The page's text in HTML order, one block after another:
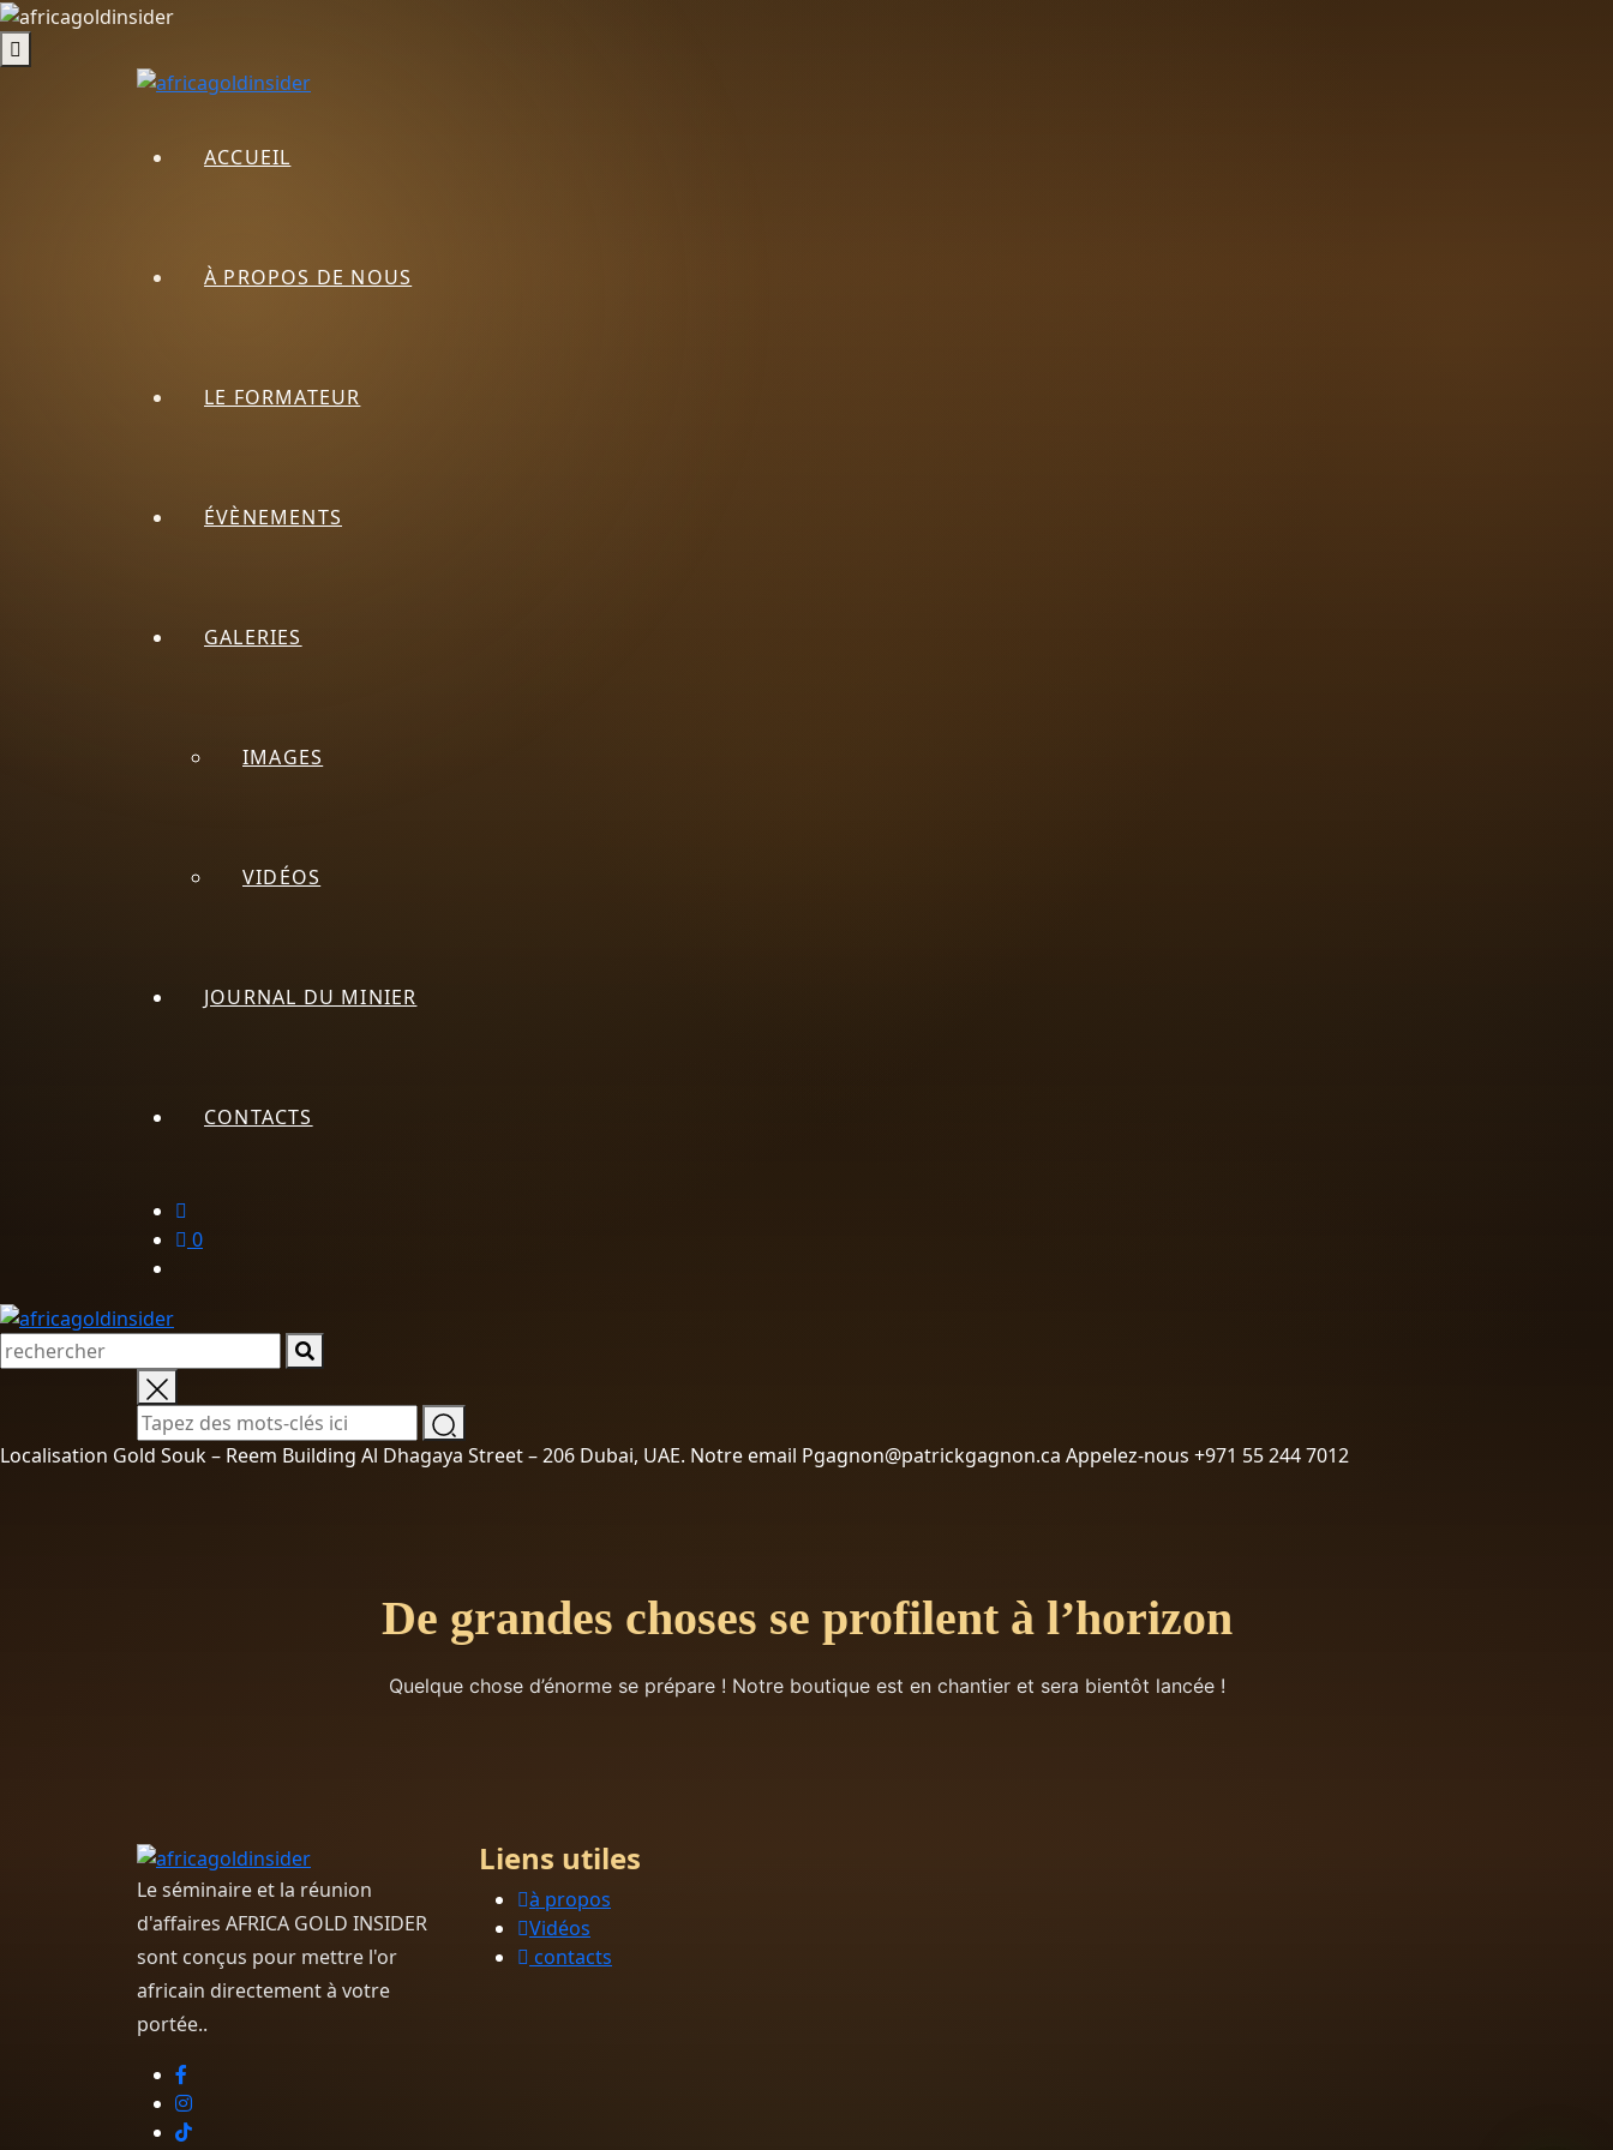
ACCUEIL
À PROPOS DE NOUS
LE FORMATEUR
ÉVÈNEMENTS
GALERIES
IMAGES
VIDÉOS
JOURNAL DU MINIER
CONTACTS
0
Localisation Gold Souk – Reem Building Al Dhagaya Street – 206 Dubai, UAE. Notre email Pgagnon@patrickgagnon.ca Appelez-nous +971 55 244 7012
De grandes choses se profilent à l’horizon
Quelque chose d’énorme se prépare ! Notre boutique est en chantier et sera bientôt lancée !
Le séminaire et la réunion
d'affaires AFRICA GOLD INSIDER
sont conçus pour mettre l'or
africain directement à votre
portée..
Liens utiles
à propos
Vidéos
contacts